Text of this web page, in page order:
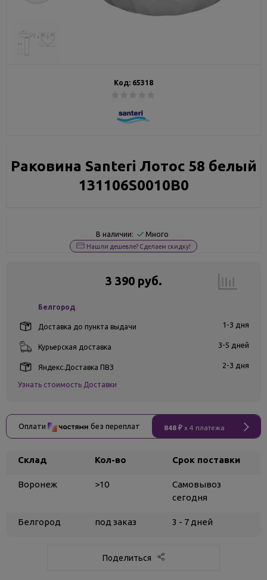
Код: 65318
Раковина Santeri Лотос 58 белый
131106S0010B0
В наличии: Много
Нашли дешевле? Сделаем скидку!
3 390 руб.
Белгород
Доставка до пункта выдачи 1-3 дня
Курьерская доставка 3-5 дней
Яндекс.Доставка ПВЗ 2-3 дня
Узнать стоимость Доставки
Оплати без переплат 848 ₽ x 4 платежа
Склад Кол-во Срок поставки
Воронеж >10
Самовывоз
сегодня
Белгород под заказ 3 - 7 дней
Поделиться